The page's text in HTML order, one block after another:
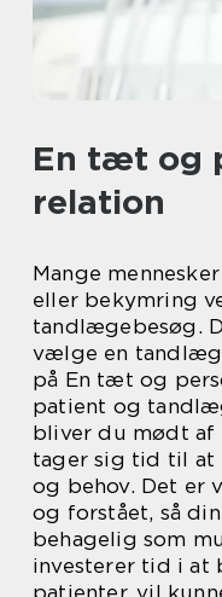
En tæt og
relation
Mange
eller bekymring
tandlægebesøg.
vælge en
på En tæt og
patient og
bliver du mødt af
tager sig tid til
og behov. Det er
og forstået, så
behagelig som
investerer tid i at